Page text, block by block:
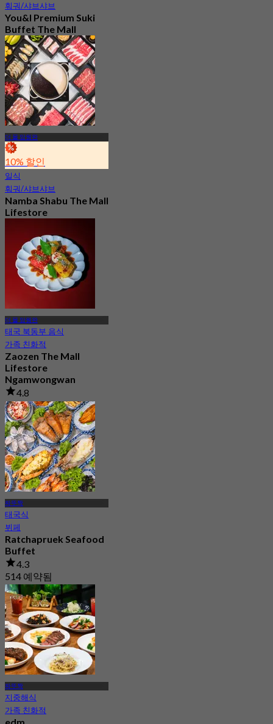
훠궈/샤브샤브
You&I Premium Suki
Buffet The Mall
Ngamwongwan
4.7
2.3K 예약됨
에서฿ 498
더 몰 암웡완
10% 할인
일식
훠궈/샤브샤브
Namba Shabu The Mall
Lifestore
43 예약됨
에서฿ 268
더 몰 암웡완
태국 북동부 음식
가족 친화적
Zaozen The Mall
Lifestore
Ngamwongwan
4.8
4 예약됨
에서฿ 583.33
짜뚜짝
태국식
뷔페
Ratchapruek Seafood
Buffet
4.3
514 예약됨
에서
฿ 345
짜뚜짝
지중해식
가족 친화적